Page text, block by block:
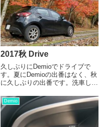
2017秋 Drive
久しぶりにDemioでドライブで
す。夏にDemioの出番はなく、秋
に久しぶりの出番です。洗車して
ので、じっくり見ないように。汚
れすぎてて正面からの写真は載せ
れません。やはり11月中旬が見
頃ですね。去年の今頃にも...
Demio